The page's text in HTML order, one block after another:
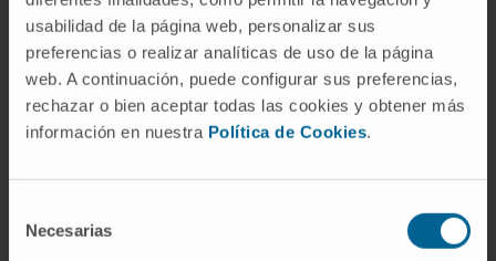
usabilidad de la página web, personalizar sus
preferencias o realizar analíticas de uso de la página
web. A continuación, puede configurar sus preferencias,
rechazar o bien aceptar todas las cookies y obtener más
información en nuestra Política de Cookies.
Necesarias
anomalía genética específica y singular, que es
una mutación en el gen MyD88, y el conocimiento
de esa mutación ha contribuido al descubrimiento
de nuevas estrategias terapéuticas. Todos los
pacientes de macroglobulinemia de Waldenström
la del resto de la población”, explica el Dr. San